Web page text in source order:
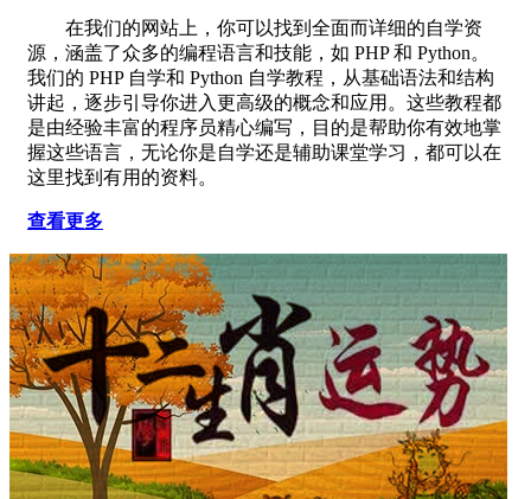
在我们的网站上，你可以找到全面而详细的自学资
源，涵盖了众多的编程语言和技能，如 PHP 和 Python。
我们的 PHP 自学和 Python 自学教程，从基础语法和结构
讲起，逐步引导你进入更高级的概念和应用。这些教程都
是由经验丰富的程序员精心编写，目的是帮助你有效地掌
握这些语言，无论你是自学还是辅助课堂学习，都可以在
这里找到有用的资料。
查看更多